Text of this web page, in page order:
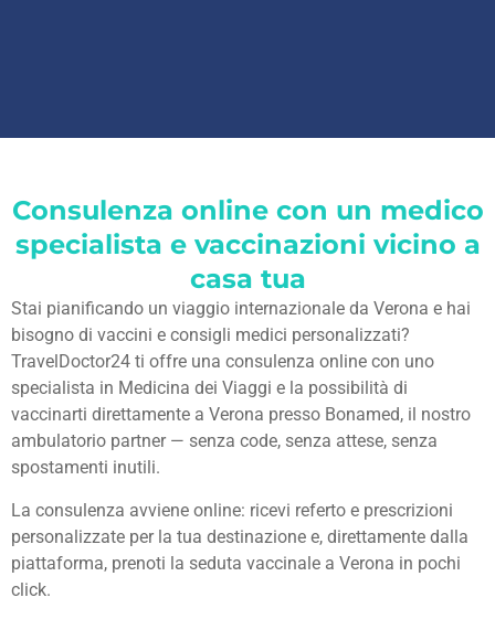
Consulenza online con un medico
specialista e vaccinazioni vicino a
casa tua
Stai pianificando un viaggio internazionale da Verona e hai
bisogno di vaccini e consigli medici personalizzati?
TravelDoctor24 ti offre una consulenza online con uno
specialista in Medicina dei Viaggi e la possibilità di
vaccinarti direttamente a Verona presso Bonamed, il nostro
ambulatorio partner — senza code, senza attese, senza
spostamenti inutili.
La consulenza avviene online: ricevi referto e prescrizioni
personalizzate per la tua destinazione e, direttamente dalla
piattaforma, prenoti la seduta vaccinale a Verona in pochi
click.